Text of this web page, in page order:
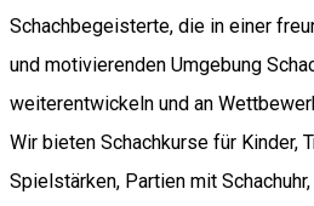
Schachbegeisterte, die in einer
und motivierenden Umgebung
weiterentwickeln und an
Wir bieten Schachkurse für Kinder,
Spielstärken, Partien mit